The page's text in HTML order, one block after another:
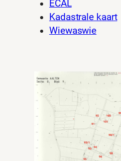
ECAL
Kadastrale kaart
Wiewaswie